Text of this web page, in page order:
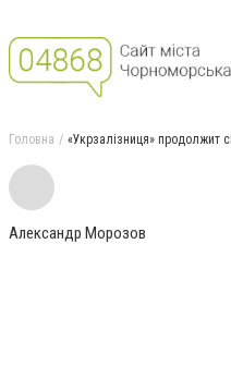
Головна «Укрзалізниця» продолжит
Александр Морозов